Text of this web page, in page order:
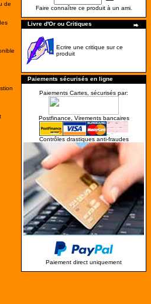
de
Faire connaître ce produit à un ami.
Livre d'Or ou Critiques
Ecrire une critique sur ce
produit
Paiements sécurisés en ligne
Paiements Cartes, sécurisés par:
Postfinance, Virements bancaires
Contrôles drastiques anti-fraudes
Paiement direct uniquement